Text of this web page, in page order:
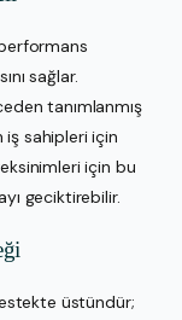
sağlar.
tanımlanmış
sahipleri için
için bu
geciktirebilir.
üstündür;